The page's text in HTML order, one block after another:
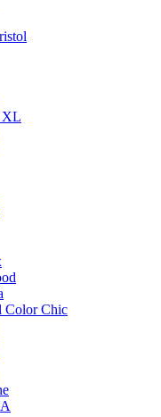
XL
Color Chic